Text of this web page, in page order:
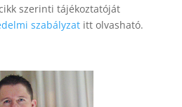
szerinti tájékoztatóját
szabályzatitt olvasható.